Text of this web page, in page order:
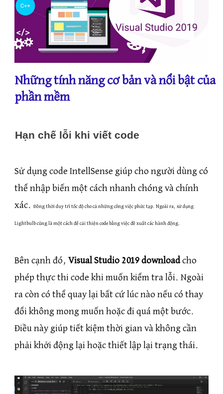
Những tính năng cơ bản và nổi bật của
phần mềm
Hạn chế lỗi khi viết code
Sử dụng code IntellSense giúp cho người dùng có
thể nhập biến một cách nhanh chóng và chính
xác.
Đồng thời duy trì tốc độ cho cả những công việc phức tạp. Ngoài ra, sử dụng
Lightbulb cũng là một cách để cải thiện code bằng việc đề xuất các hành động.
Bên cạnh đó, Visual Studio 2019 downloadcho
phép thực thi code khi muốn kiểm tra lỗi. Ngoài
ra còn có thể quay lại bất cứ lúc nào nếu có thay
đổi không mong muốn hoặc đi quá một bước.
Điều này giúp tiết kiệm thời gian và không cần
phải khởi động lại hoặc thiết lập lại trạng thái.